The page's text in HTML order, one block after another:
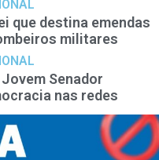
que destina emendas
militares
Senador
nas redes